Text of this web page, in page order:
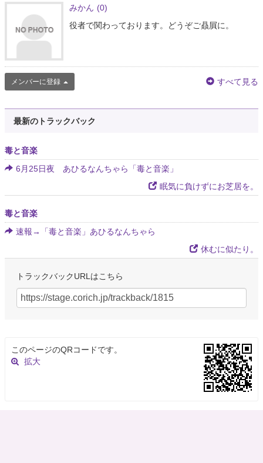
みかん (0)
役者で関わっております。どうぞご贔屓に。
メンバーに登録 すべて見る
最新のトラックバック
毒と音楽
6月25日夜 あひるなんちゃら「毒と音楽」
眠気に負けずにお芝居を。
毒と音楽
速報→「毒と音楽」あひるなんちゃら
休むに似たり。
トラックバックURLはこちら
このページのQRコードです。
拡大